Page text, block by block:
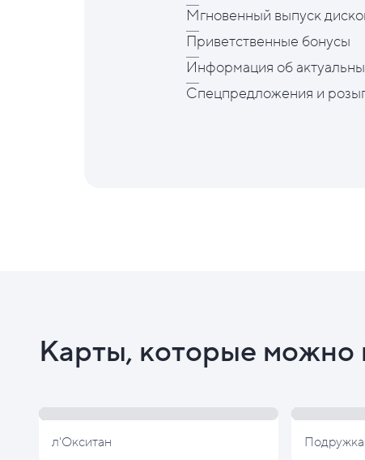
Мгновенный выпуск
Приветственные бонусы
Информация об
Спецпредложения и
Карты, которые можно
л'Окситан Подружка